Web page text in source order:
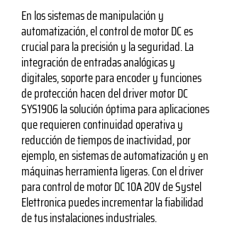
En los sistemas de manipulación y
automatización, el control de motor DC es
crucial para la precisión y la seguridad. La
integración de entradas analógicas y
digitales, soporte para encoder y funciones
de protección hacen del driver motor DC
SYS1906 la solución óptima para aplicaciones
que requieren continuidad operativa y
reducción de tiempos de inactividad, por
ejemplo, en sistemas de automatización y en
máquinas herramienta ligeras. Con el driver
para control de motor DC 10A 20V de Systel
Elettronica puedes incrementar la fiabilidad
de tus instalaciones industriales.